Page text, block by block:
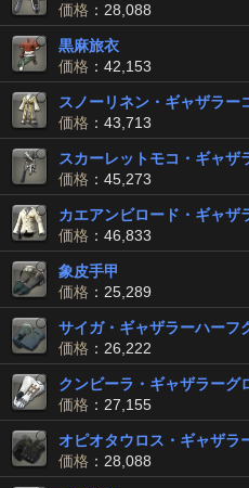
価格 ：28,088
黒麻旅衣
価格 ：42,153
スノーリネン・ギャザラー
価格 ：43,713
スカーレットモコ・ギャザ
価格 ：45,273
カエアンビロード・ギャザ
価格 ：46,833
象皮手甲
価格 ：25,289
サイガ・ギャザラーハーフ
価格 ：26,222
クンビーラ・ギャザラーグ
価格 ：27,155
オピオタウロス・ギャザラ
価格 ：28,088